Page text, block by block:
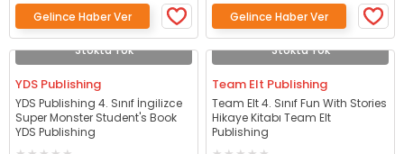
Gelince Haber Ver Gelince Haber Ver
Stokta Yok
YDS Publishing
YDS Publishing 4. Sınıf İngilizce
Super Monster Student's Book
YDS Publishing
Stokta Yok
Team Elt Publishing
Team Elt 4. Sınıf Fun With Stories
Hikaye Kitabı Team Elt
Publishing